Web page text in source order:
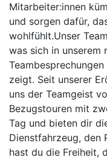
Mitarbeiter:innen
und sorgen dafür,
wohlfühlt.Unser
was sich in unserem
zeigt. Seit unserer
uns der Teamgeist
Bezugstouren mit
Tag und bieten dir
Dienstfahrzeug, den
hast du die Freiheit,